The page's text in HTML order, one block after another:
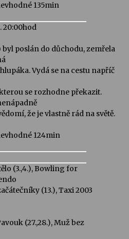
135min
20:00hod
poslán do důchodu, zemřela
Vydá se na cestu napříč
se rozhodne překazit.
že je vlastně rád na světě.
124min
(3.,4.), Bowling for
(13.), Taxi 2003
(27.,28.), Muž bez